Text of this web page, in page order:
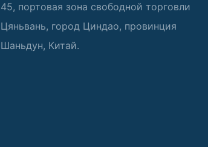
45, портовая зона свободной торговли
Цяньвань, город Циндао, провинция
Шаньдун, Китай.